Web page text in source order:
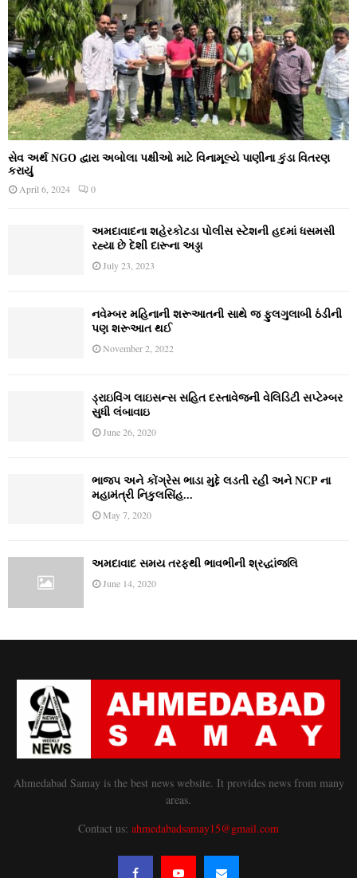
સેવ અર્થ NGO દ્વારા અબોલા પક્ષીઓ માટે વિનામૂલ્યે પાણીના કુંડા વિતરણ
કરાયું
April 6, 2024 0
અમદાવાદના શહેરકોટડા પોલીસ સ્ટેશની હદમાં ધસમસી
રહ્યા છે દેશી દારૂના અડ્ડા
July 23, 2023
નવેમ્‍બર મહિનાની શરૂઆતની સાથે જ ફુલગુલાબી ઠંડીની
પણ શરૂઆત થઈ
November 2, 2022
ડ્રાઇવિંગ લાઇસન્સ સહિત દસ્તાવેજની વેલિડિટી સપ્ટેમ્બર
સુધી લંબાવાઇ
June 26, 2020
ભાજપ અને કોંગ્રેસ ભાડા મુદ્દે લડતી રહી અને NCP ના
મહામંત્રી નિકુલસિંહ...
May 7, 2020
અમદાવાદ સમય તરફથી ભાવભીની શ્રદ્ધાંજલિ
June 14, 2020
Ahmedabad Samay is the best news website. It provides news from many
areas.
Contact us: ahmedabadsamay15@gmail.com